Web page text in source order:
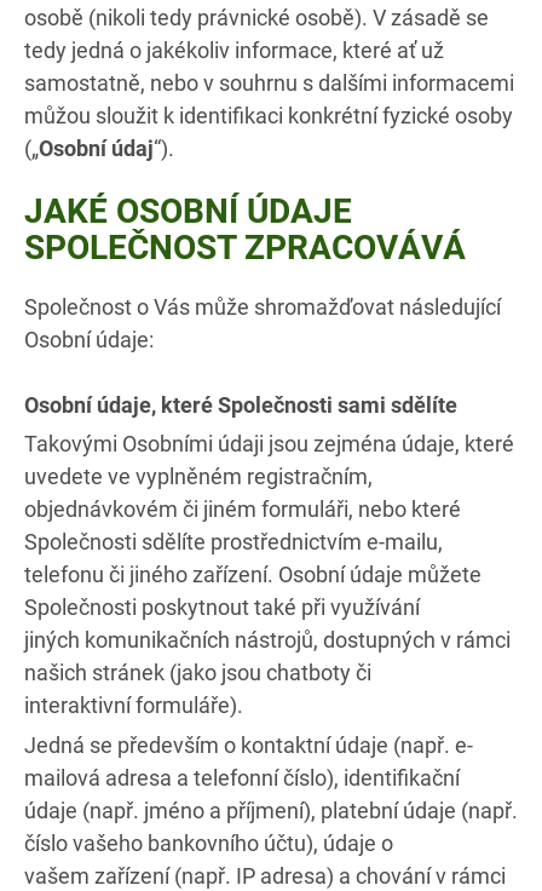
osobě (nikoli tedy právnické osobě). V zásadě se
tedy jedná o jakékoliv informace, které ať už
samostatně, nebo v souhrnu s dalšími informacemi
můžou sloužit k identifikaci konkrétní fyzické osoby
(„Osobní údaj“).
JAKÉ OSOBNÍ ÚDAJE
SPOLEČNOST ZPRACOVÁVÁ
Společnost o Vás může shromažďovat následující
Osobní údaje:
Osobní údaje, které Společnosti sami sdělíte
Takovými Osobními údaji jsou zejména údaje, které
uvedete ve vyplněném registračním,
objednávkovém či jiném formuláři, nebo které
Společnosti sdělíte prostřednictvím e-mailu,
telefonu či jiného zařízení. Osobní údaje můžete
Společnosti poskytnout také při využívání
jiných komunikačních nástrojů, dostupných v rámci
našich stránek (jako jsou chatboty či
interaktivní formuláře).
Jedná se především o kontaktní údaje (např. e-
mailová adresa a telefonní číslo), identifikační
údaje (např. jméno a příjmení), platební údaje (např.
číslo vašeho bankovního účtu), údaje o
vašem zařízení (např. IP adresa) a chování v rámci